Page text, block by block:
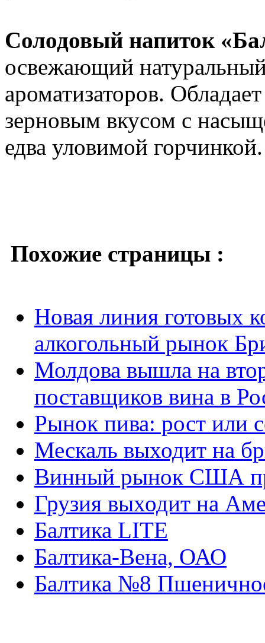
Солодовый напиток
освежающий натуральный
ароматизаторов.
зерновым вкусом с
едва уловимой горчинкой.
Похожие страницы :
Новая линия готовых
алкогольный рынок
Молдова вышла на
поставщиков вина в
Рынок пива: рост или
Мескаль выходит на
Винный рынок США
Грузия выходит на
Балтика LITE
Балтика-Вена, ОАО
Балтика №8